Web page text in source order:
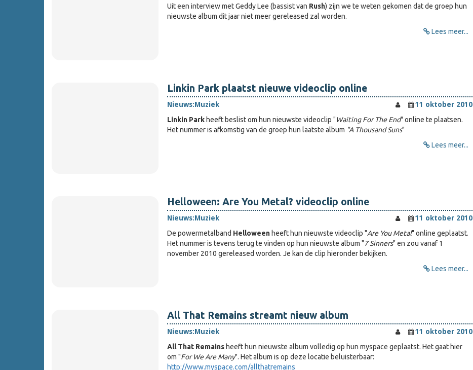
Uit een interview met Geddy Lee (bassist van Rush) zijn we te weten gekomen dat de groep hun
nieuwste album dit jaar niet meer gereleased zal worden.
Lees meer...
Linkin Park plaatst nieuwe videoclip online
Nieuws:Muziek
11 oktober 2010
Linkin Parkheeft beslist om hun nieuwste videoclip "Waiting For The End" online te plaatsen.
Het nummer is afkomstig van de groep hun laatste album "A Thousand Suns"
Lees meer...
Helloween: Are You Metal? videoclip online
Nieuws:Muziek
11 oktober 2010
De powermetalband Helloweenheeft hun nieuwste videoclip "Are You Metal" online geplaatst.
Het nummer is tevens terug te vinden op hun nieuwste album "7 Sinners" en zou vanaf 1
november 2010 gereleased worden. Je kan de clip hieronder bekijken.
Lees meer...
All That Remains streamt nieuw album
Nieuws:Muziek
11 oktober 2010
All That Remainsheeft hun nieuwste album volledig op hun myspace geplaatst. Het gaat hier
om "For We Are Many". Het album is op deze locatie beluisterbaar:
http://www.myspace.com/allthatremains